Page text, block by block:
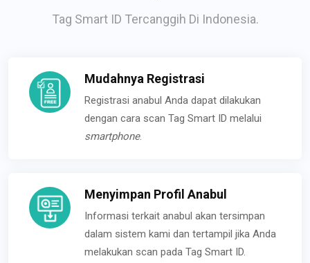
Tag Smart ID Tercanggih Di Indonesia.
Mudahnya Registrasi
Registrasi anabul Anda dapat dilakukan
dengan cara scan Tag Smart ID melalui
smartphone.
Menyimpan Profil Anabul
Informasi terkait anabul akan tersimpan
dalam sistem kami dan tertampil jika Anda
melakukan scan pada Tag Smart ID.